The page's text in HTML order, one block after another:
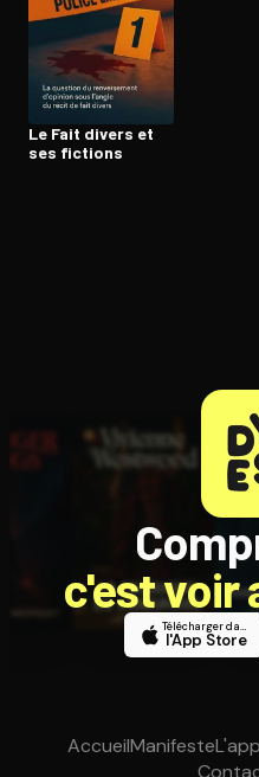
Le Fait divers et
ses fictions
c'est voir
Télécharger dans
l'App Store
AccueilManifesteL'app